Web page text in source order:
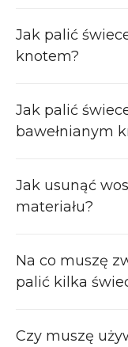
Jak palić
knotem?
Jak palić
bawełnianym
Jak usunąć
materiału?
Na co muszę
palić kilka
Czy muszę